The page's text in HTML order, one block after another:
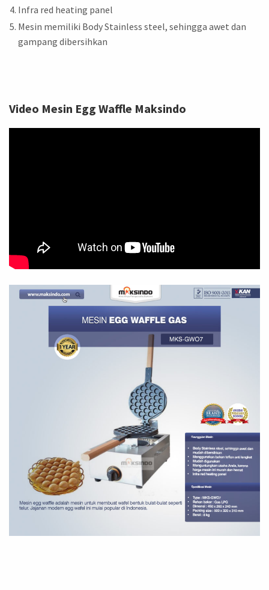
Infra red heating panel
Mesin memiliki Body Stainless steel, sehingga awet dan
gampang dibersihkan
Video Mesin Egg Waffle Maksindo